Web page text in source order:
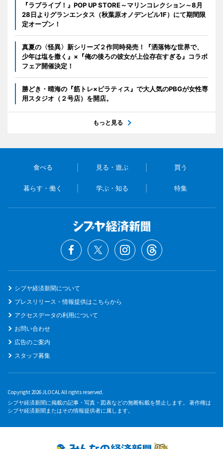
『ラブライブ！』POP UP STORE～マリンコレクション～8月
28日よりグランエンタス（秋葉原オノデンビル1F）にて期間限
定オープン！
真夏の〈怪異〉新シリーズ２作同時発売！『洒落怖な世界で、
少年は塩を撒く』×『俺の後ろの彼女が上位存在すぎる』コラボ
フェア開催決定！
勝どき・晴海の『筋トレ×ピラティス』で大人気のPBGが女性専
用スタジオ（２号店）を開店。
もっと見る
食べる 見る・遊ぶ 買う
暮らす・働く 学ぶ・知る 特集
シブヤ経済新聞について
プレスリリース・情報提供はこちらから
アクセスデータの利用について
お問い合わせ
広告のご案内
スタッフ募集
Copyright 2026 JLOCAL All rights reserved.
シブヤ経済新聞に掲載の記事・写真・図表などの無断転載を禁止します。 著作権は
シブヤ経済新聞またはその情報提供者に属します。